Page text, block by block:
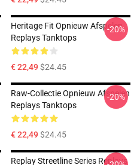
Heritage Fit Opnieuw Afspelen
Replays Tanktops
€ 22,49$24.45
-20%
Raw-Collectie Opnieuw Afspelen
Replays Tanktops
€ 22,49$24.45
-20%
Replay Streetline Series Replays